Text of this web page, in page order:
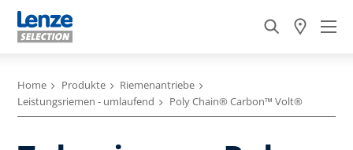
Home Produkte
Riemenantriebe
Leistungsriemen - umlaufend
Poly Chain® Carbon™ Volt®